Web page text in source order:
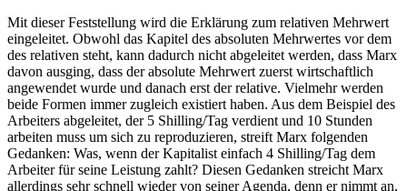
Mit dieser Feststellung wird die Erklärung zum relativen Mehrwert
eingeleitet. Obwohl das Kapitel des absoluten Mehrwertes vor dem
des relativen steht, kann dadurch nicht abgeleitet werden, dass Marx
davon ausging, dass der absolute Mehrwert zuerst wirtschaftlich
angewendet wurde und danach erst der relative. Vielmehr werden
beide Formen immer zugleich existiert haben. Aus dem Beispiel des
Arbeiters abgeleitet, der 5 Shilling/Tag verdient und 10 Stunden
arbeiten muss um sich zu reproduzieren, streift Marx folgenden
Gedanken: Was, wenn der Kapitalist einfach 4 Shilling/Tag dem
Arbeiter für seine Leistung zahlt? Diesen Gedanken streicht Marx
allerdings sehr schnell wieder von seiner Agenda, denn er nimmt an,